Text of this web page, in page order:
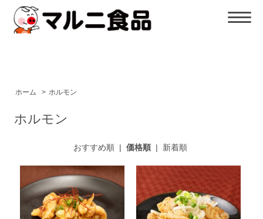
ホーム > ホルモン
ホルモン
おすすめ順| 価格順| 新着順